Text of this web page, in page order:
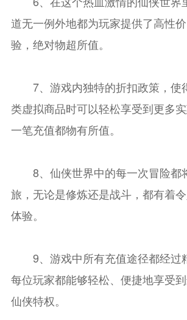
道无一例外地都为玩家提供了高性
验，绝对物超所值。
7、游戏内独特的折扣政策，使
类虚拟商品时可以轻松享受到更多
一笔充值都物有所值。
8、仙侠世界中的每一次冒险都
旅，无论是修炼还是战斗，都有着
体验。
9、游戏中所有充值途径都经过
每位玩家都能够轻松、便捷地享受
仙侠特权。